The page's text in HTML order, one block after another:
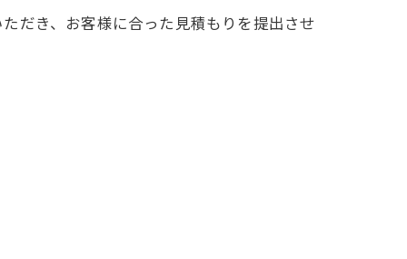
だき、お客様に合った見積もりを提出させ